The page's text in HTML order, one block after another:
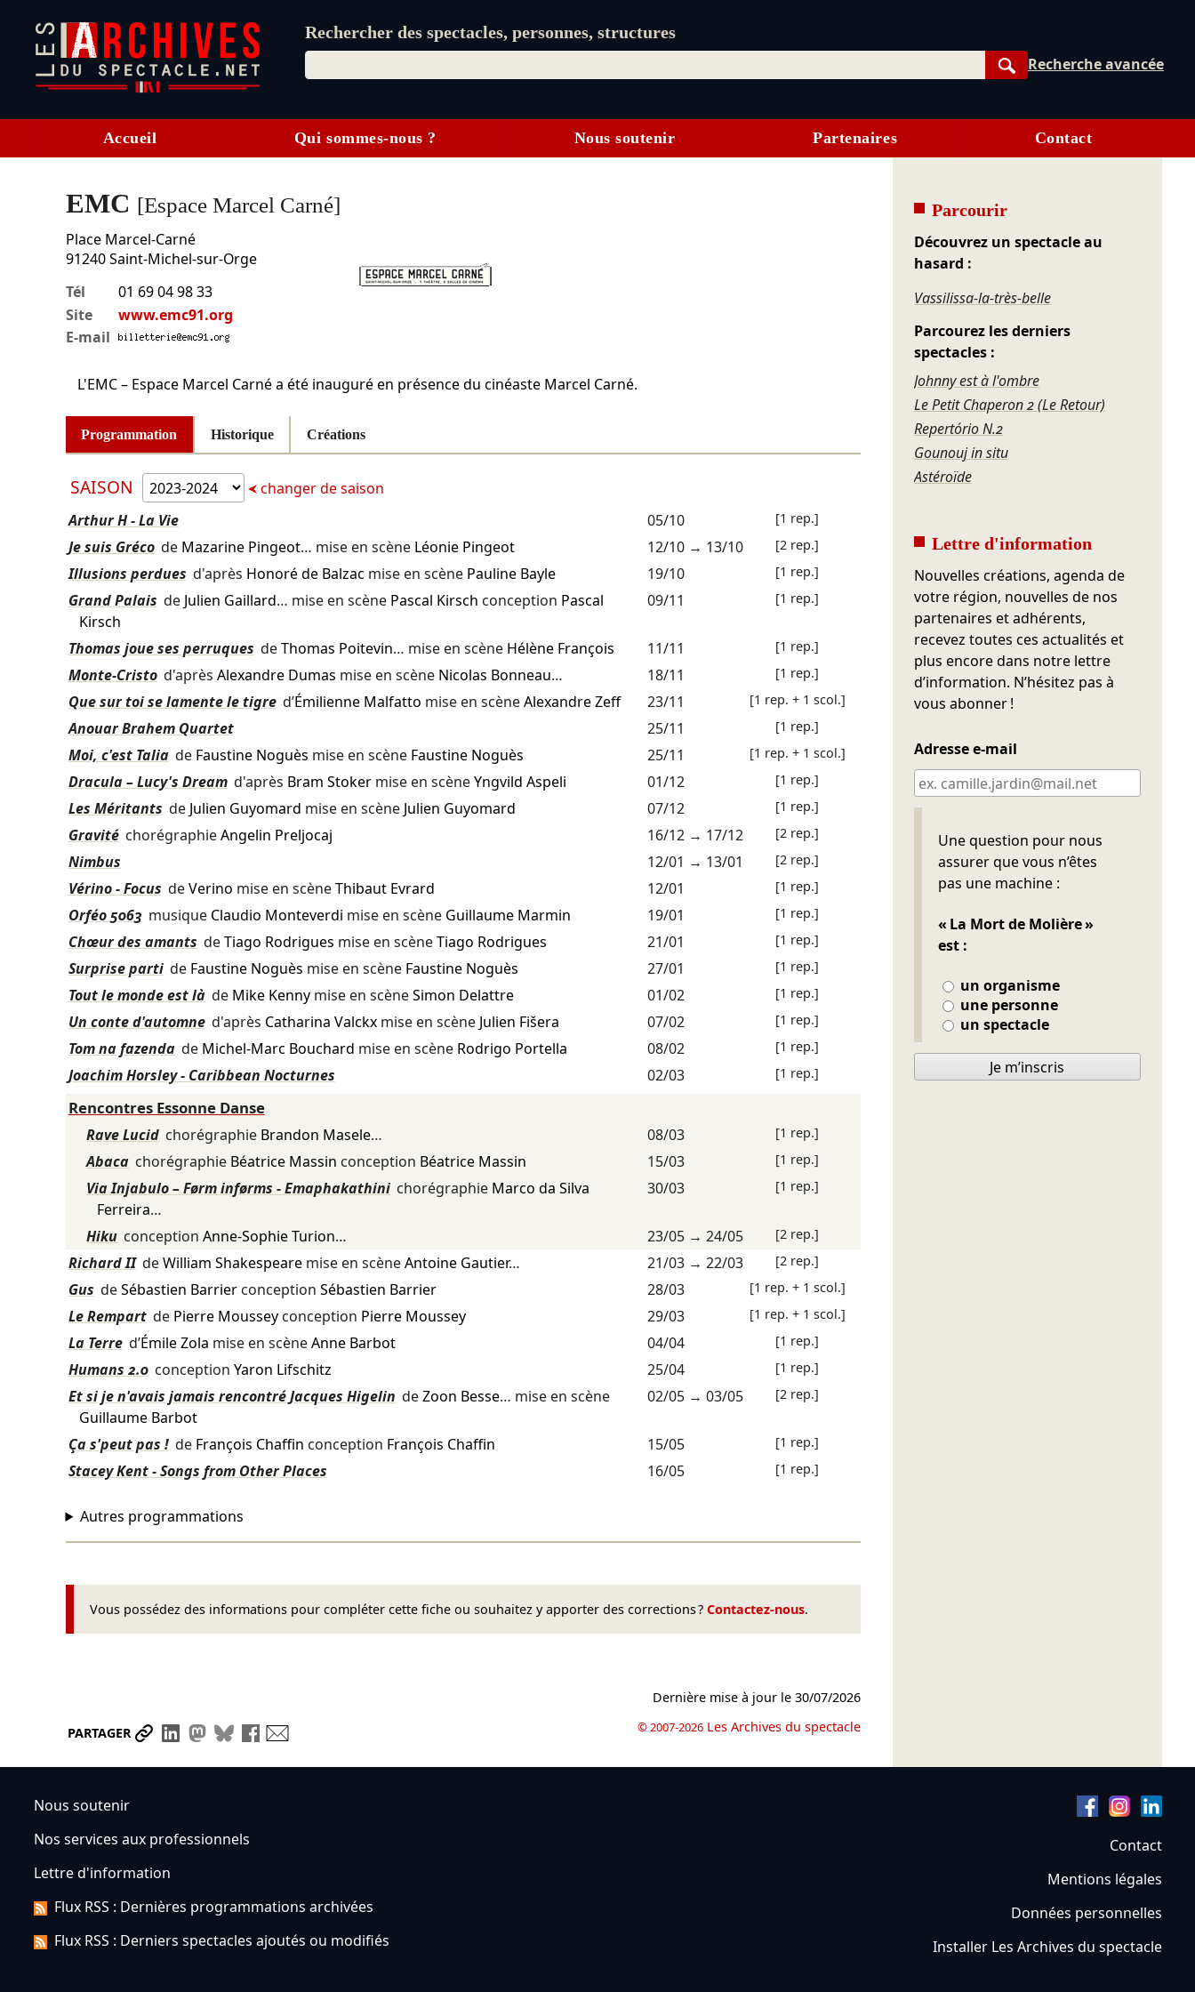
Rechercher des spectacles, personnes, structures
Rechercher
Recherche avancée
Accueil Qui sommes-nous ? Nous soutenir Partenaires Contact
EMC [Espace Marcel Carné]
Place Marcel-Carné
91240 Saint-Michel-sur-Orge
Tél
01 69 04 98 33
Site
www.emc91.org
E-mail
L'EMC – Espace Marcel Carné a été inauguré en présence du cinéaste Marcel Carné.
Programmation Historique Créations
SAISON
changer de saison
Arthur H - La Vie
05/10 [1 rep.]
Je suis Gréco de Mazarine Pingeot… mise en scène Léonie Pingeot 12/10→ 13/10 [2 rep.]
Illusions perdues d'après Honoré de Balzac mise en scène Pauline Bayle 19/10 [1 rep.]
Grand Palais de Julien Gaillard… mise en scène Pascal Kirsch conception Pascal
Kirsch
09/11 [1 rep.]
Thomas joue ses perruques deThomas Poitevin… mise en scène Hélène François 11/11 [1 rep.]
Monte-Cristo d'après Alexandre Dumas mise en scène Nicolas Bonneau… 18/11 [1 rep.]
Que sur toi se lamente le tigre d’Émilienne Malfatto mise en scèneAlexandre Zeff 23/11 [1 rep. + 1 scol.]
Anouar Brahem Quartet 25/11 [1 rep.]
Moi, c'est Talia de Faustine Noguès mise en scène Faustine Noguès 25/11 [1 rep. + 1 scol.]
Dracula – Lucy's Dream d'après Bram Stokermise en scèneYngvild Aspeli 01/12 [1 rep.]
Les Méritants de Julien Guyomard mise en scène Julien Guyomard 07/12 [1 rep.]
Gravité chorégraphieAngelin Preljocaj 16/12→ 17/12 [2 rep.]
Nimbus 12/01 → 13/01 [2 rep.]
Vérino - Focus deVerino mise en scèneThibaut Evrard 12/01 [1 rep.]
Orféo 5063 musique Claudio Monteverdi mise en scène Guillaume Marmin 19/01 [1 rep.]
Chœur des amants deTiago Rodrigues mise en scèneTiago Rodrigues 21/01 [1 rep.]
Surprise parti de Faustine Noguès mise en scène Faustine Noguès 27/01 [1 rep.]
Tout le monde est là de Mike Kennymise en scèneSimon Delattre 01/02 [1 rep.]
Un conte d'automne d'après Catharina Valckxmise en scène Julien Fišera 07/02 [1 rep.]
Tom na fazenda de Michel-Marc Bouchard mise en scène Rodrigo Portella 08/02 [1 rep.]
Joachim Horsley - Caribbean Nocturnes 02/03 [1 rep.]
Rencontres Essonne Danse
Rave Lucid chorégraphie Brandon Masele… 08/03 [1 rep.]
Abaca chorégraphie Béatrice Massin conception Béatrice Massin 15/03 [1 rep.]
Via Injabulo – Førm inførms - Emaphakathini chorégraphie Marco da Silva
Ferreira…
30/03 [1 rep.]
Hiku conceptionAnne-Sophie Turion… 23/05→ 24/05 [2 rep.]
Richard II deWilliam Shakespearemise en scèneAntoine Gautier… 21/03→ 22/03 [2 rep.]
Gus deSébastien Barrierconception Sébastien Barrier 28/03 [1 rep. + 1 scol.]
Le Rempart de Pierre Mousseyconception Pierre Moussey 29/03 [1 rep. + 1 scol.]
La Terre d’Émile Zola mise en scèneAnne Barbot 04/04 [1 rep.]
Humans 2.0 conception Yaron Lifschitz 25/04 [1 rep.]
Et si je n'avais jamais rencontré Jacques Higelin deZoon Besse… mise en scène
Guillaume Barbot
02/05→ 03/05 [2 rep.]
Ça s'peut pas ! de François Chaffin conception François Chaffin 15/05 [1 rep.]
Stacey Kent - Songs from Other Places 16/05 [1 rep.]
Autres programmations
Vous possédez des informations pour compléter cette fiche ou souhaitez y apporter des corrections ? Contactez-nous.
PARTAGER Partager le lien
Partager sur LinkedIn
Partager sur Mastodon
Partager sur Bluesky
Partager sur Facebook
Dernière mise à jour le30/07/2026
© 2007-2026 Les Archives du spectacle
Parcourir
Découvrez un spectacle au
hasard :
Vassilissa-la-très-belle
Parcourez les derniers
spectacles :
Johnny est à l'ombre
Le Petit Chaperon 2 (Le Retour)
Repertório N.2
Gounouj in situ
Astéroïde
Lettre d'information
Nouvelles créations, agenda de
votre région, nouvelles de nos
partenaires et adhérents,
recevez toutes ces actualités et
plus encore dans notre lettre
d’information. N’hésitez pas à
vous abonner !
Adresse e-mail
Une question pour nous
assurer que vous n’êtes
pas une machine :
« La Mort de Molière »
est :
un organisme
une personne
un spectacle
Ne pas remplir
Je m’inscris
Nous soutenir
Nos services aux professionnels
Lettre d'information
Flux RSS : Dernières programmations archivées
Flux RSS : Derniers spectacles ajoutés ou modifiés
Contact
Mentions légales
Données personnelles
Installer Les Archives du spectacle